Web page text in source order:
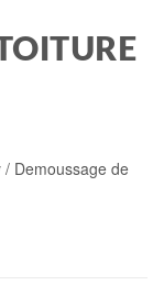
/ Demoussage de